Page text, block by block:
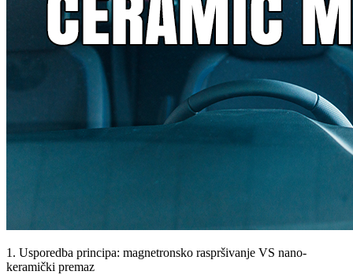
1. Usporedba principa: magnetronsko raspršivanje VS nano-
keramički premaz